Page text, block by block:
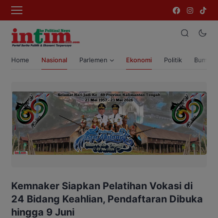
Home Nasional Parlemen Ekonomi Politik Bumi
Kemnaker Siapkan Pelatihan Vokasi di
24 Bidang Keahlian, Pendaftaran Dibuka
hingga 9 Juni